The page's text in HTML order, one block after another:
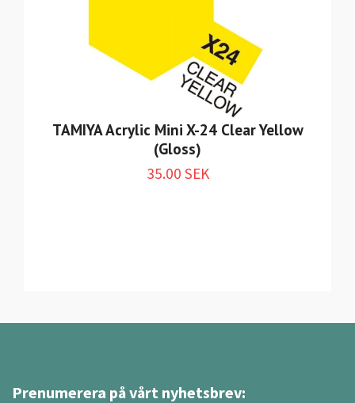
TAMIYA Acrylic Mini X-24 Clear Yellow
(Gloss)
35.00 SEK
Prenumerera på vårt nyhetsbrev: